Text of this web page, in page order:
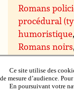
Romans
procédural
humoristique
Romans noirs
espionnage
scientifique,
Ce site utilise des
de mesure d’audience.
En poursuivant votre